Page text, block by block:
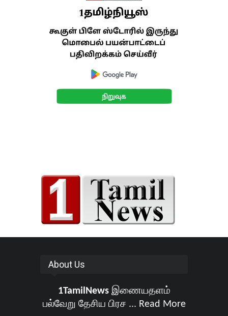
About Us
1TamilNewsஇணையதளம்
பல்வேறு தேசிய பிரச ... Read More